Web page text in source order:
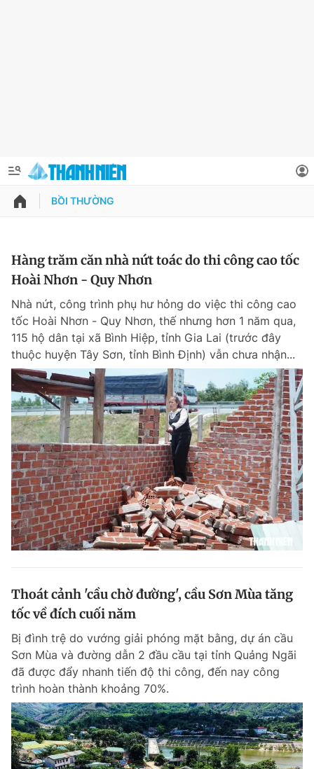
QUẢNG CÁO
Chuyên mục khác
Chào ngày mới Tin 24h
Tin thị trường Tin 360
Video Magazine
Sản phẩm khác
Tiện ích Bạn cần biết
Đọc Thanh Niên trên điện thoại
Theo dõi báo trên
Thông tin tài khoản
Đổi mật khẩu
Tin đã lưu
Tin đã xem
Đăng xuất
BỒI THƯỜNG
Hàng trăm căn nhà nứt toác do thi công cao tốc
Hoài Nhơn - Quy Nhơn
Nhà nứt, công trình phụ hư hỏng do việc thi công cao
tốc Hoài Nhơn - Quy Nhơn, thế nhưng hơn 1 năm qua,
115 hộ dân tại xã Bình Hiệp, tỉnh Gia Lai (trước đây
thuộc huyện Tây Sơn, tỉnh Bình Định) vẫn chưa nhận...
Thoát cảnh 'cầu chờ đường', cầu Sơn Mùa tăng
tốc về đích cuối năm
Bị đình trệ do vướng giải phóng mặt bằng, dự án cầu
Sơn Mùa và đường dẫn 2 đầu cầu tại tỉnh Quảng Ngãi
đã được đẩy nhanh tiến độ thi công, đến nay công
trình hoàn thành khoảng 70%.